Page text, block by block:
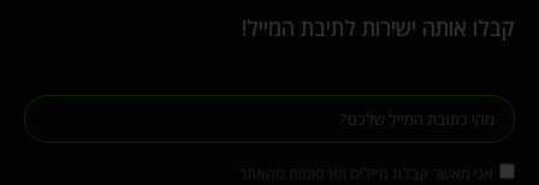
קבלו אותה ישירות לתיבת המייל!